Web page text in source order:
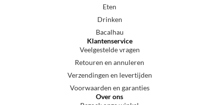
Eten
Drinken
Bacalhau
Klantenservice
Veelgestelde vragen
Retouren en annuleren
Verzendingen en levertijden
Voorwaarden en garanties
Over ons